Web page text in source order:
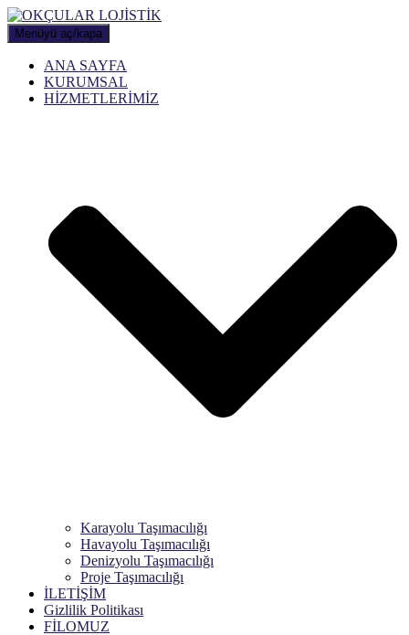
Menüyü aç/kapa
ANA SAYFA
KURUMSAL
HİZMETLERİMİZ
Karayolu Taşımacılığı
Havayolu Taşımacılığı
Denizyolu Taşımacılığı
Proje Taşımacılığı
İLETİŞİM
Gizlilik Politikası
FİLOMUZ